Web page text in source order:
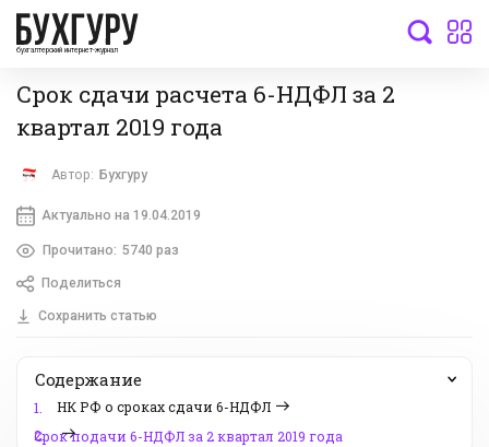
бухгалтерский интернет-журнал
Срок сдачи расчета 6-НДФЛ за 2
квартал 2019 года
Автор: Бухгуру
Актуально на 19.04.2019
Прочитано: 5740 раз
Поделиться
Сохранить статью
Содержание
1.
НК РФ о сроках сдачи 6-НДФЛ
2.
Срок подачи 6-НДФЛ за 2 квартал 2019 года